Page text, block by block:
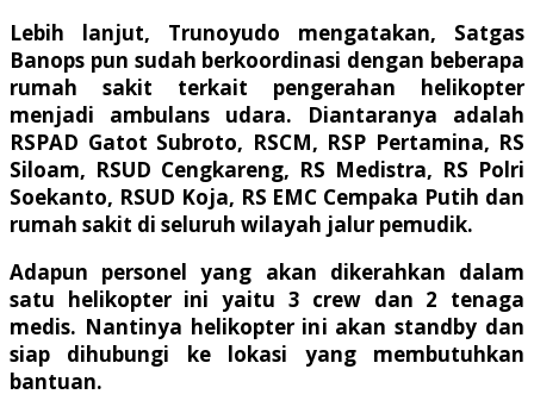
Lebih lanjut, Trunoyudo mengatakan, Satgas
Banops pun sudah berkoordinasi dengan beberapa
rumah sakit terkait pengerahan helikopter
menjadi ambulans udara. Diantaranya adalah
RSPAD Gatot Subroto, RSCM, RSP Pertamina, RS
Siloam, RSUD Cengkareng, RS Medistra, RS Polri
Soekanto, RSUD Koja, RS EMC Cempaka Putih dan
rumah sakit di seluruh wilayah jalur pemudik.
Adapun personel yang akan dikerahkan dalam
satu helikopter ini yaitu 3 crew dan 2 tenaga
medis. Nantinya helikopter ini akan standby dan
siap dihubungi ke lokasi yang membutuhkan
bantuan.